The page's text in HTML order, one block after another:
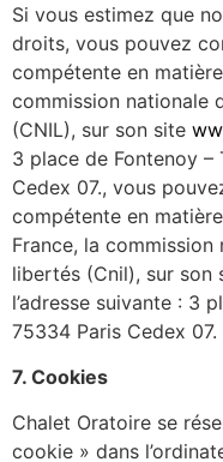
Si vous estimez que
droits, vous pouvez
compétente en
commission nationale
(CNIL), sur son site
3 place de Fontenoy –
Cedex 07., vous
compétente en
France, la
libertés (Cnil), sur son
l’adresse suivante : 3
75334 Paris Cedex 07.
7. Cookies
Chalet Oratoire se
cookie » dans